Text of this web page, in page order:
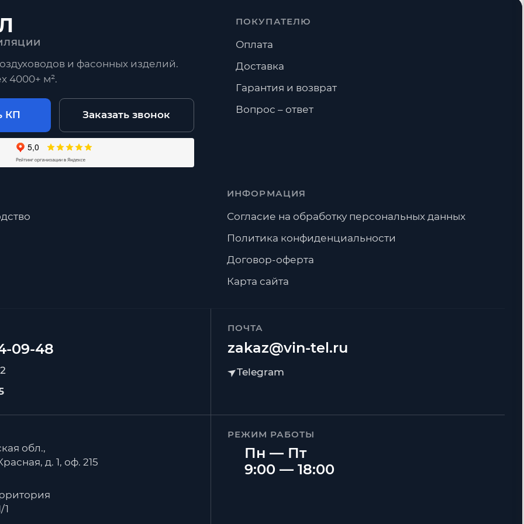
нестандартный размер?
весь комплект вентиляции?
и фасонных изделий.
4000+ м².
КП Заказать звонок
ПОЧТА
zakaz@vin-tel.ru
обл.,
д. 1, оф. 215
1
РЕЖИМ РАБОТЫ
Пн — Пт
9:00 — 18:00
ПОКУПАТЕЛЮ
Оплата
Доставка
Гарантия и возврат
Вопрос – ответ
ИНФОРМАЦИЯ
Согласие на обработку персональных данных
Политика конфиденциальности
Договор-оферта
Карта сайта